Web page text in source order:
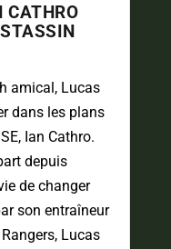
CATHRO
amical, Lucas
dans les plans
Ian Cathro.
depuis
de changer
son entraîneur
Lucas